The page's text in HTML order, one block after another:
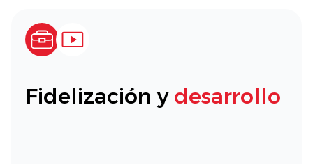
Fidelización y desarrollo